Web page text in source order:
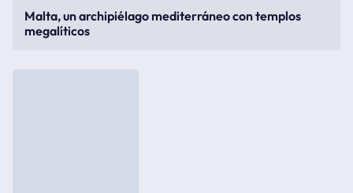
Malta, un archipiélago mediterráneo con templos
megalíticos